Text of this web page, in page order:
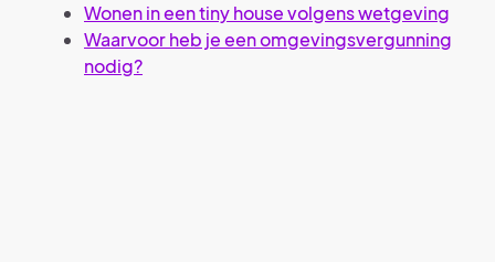
Wonen in een tiny house volgens wetgeving
Waarvoor heb je een omgevingsvergunning
nodig?